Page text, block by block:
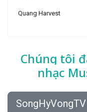
Quang Harvest
Chúng tôi
nhạc
SongHyVongTV